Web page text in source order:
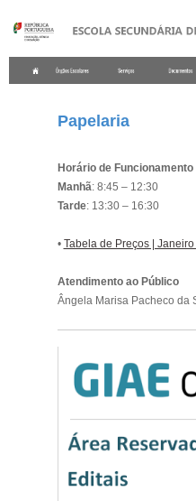
Papelaria
Horário de Funcionamento
Manhã: 8:45 – 12:30
Tarde: 13:30 – 16:30
• Tabela de Preços |
Atendimento ao Público
Ângela Marisa Pacheco da